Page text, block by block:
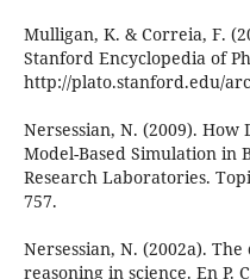
Mulligan, K. & Correia, F.
Stanford Encyclopedia of
http://plato.stanford.edu/
Nersessian, N. (2009).
Model-Based Simulation in
Research Laboratories.
757.
Nersessian, N. (2002a).
reasoning in science. En P.